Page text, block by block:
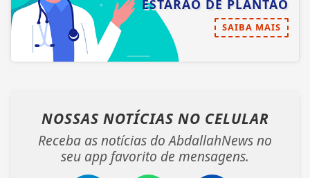
ESTARÃO DE PLANTÃO
SAIBA MAIS
NOSSAS NOTÍCIAS NO CELULAR
Receba as notícias do AbdallahNews no
seu app favorito de mensagens.